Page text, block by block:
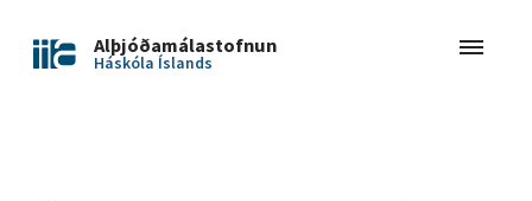
Alþjóðamálastofnun
Háskóla Íslands